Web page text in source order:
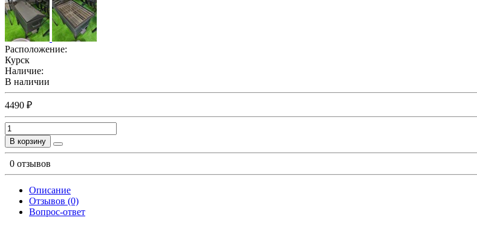
Расположение:
Курск
Наличие:
В наличии
4490 ₽
В корзину
0 отзывов
Описание
Отзывов (0)
Вопрос-ответ